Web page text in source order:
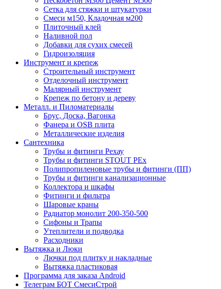
Сетка для стяжки и штукатурки
Смеси м150, Кладочная м200
Плиточный клей
Наливной пол
Добавки для сухих смесей
Гидроизоляция
Инструмент и крепеж
Строительный инструмент
Отделочный инструмент
Малярный инструмент
Крепеж по бетону и дереву
Металл. и Пиломатериалы
Брус, Доска, Вагонка
Фанера и OSB плита
Металлические изделия
Сантехника
Трубы и фитинги Рехау
Трубы и фитинги STOUT PEx
Полипропиленовые трубы и фитинги (ПП)
Трубы и фитинги канализационные
Коллектора и шкафы
Фитинги и фильтра
Шаровые краны
Радиатор монолит 200-350-500
Сифоны и Трапы
Утеплители и подводка
Расходники
Вытяжка и Люки
Лючки под плитку и накладные
Вытяжка пластиковая
Программа для заказа Android
Телеграм БОТ СмесиСтрой